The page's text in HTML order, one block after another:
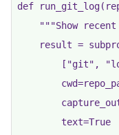
def
"""Show
result =
["git",
        text=True